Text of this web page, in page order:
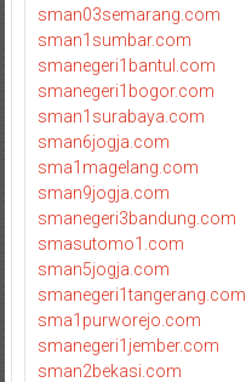
sman03semarang.com
sman1sumbar.com
smanegeri1bantul.com
smanegeri1bogor.com
sman1surabaya.com
sman6jogja.com
sma1magelang.com
sman9jogja.com
smanegeri3bandung.com
smasutomo1.com
sman5jogja.com
smanegeri1tangerang.com
sma1purworejo.com
smanegeri1jember.com
sman2bekasi.com